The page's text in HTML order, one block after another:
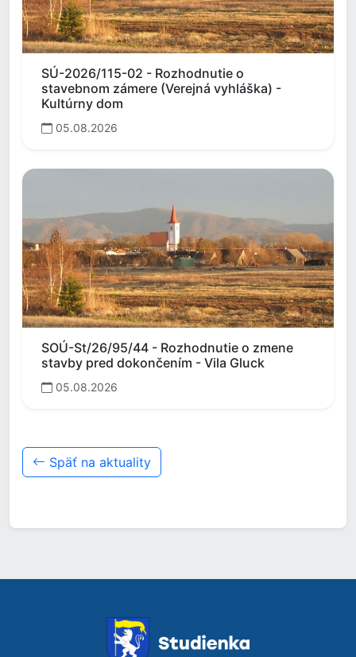
SÚ-2026/115-02 - Rozhodnutie o
stavebnom zámere (Verejná vyhláška) -
Kultúrny dom
05.08.2026
SOÚ-St/26/95/44 - Rozhodnutie o zmene
stavby pred dokončením - Vila Gluck
05.08.2026
Späť na aktuality